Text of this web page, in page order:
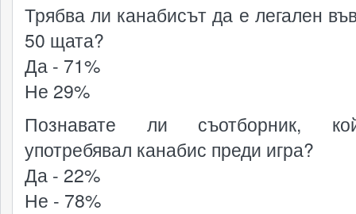
Трябва ли канабисът да е легален
50 щата?
Да - 71%
Не 29%
Познавате ли съотборник,
употребявал канабис преди игра?
Да - 22%
Не - 78%